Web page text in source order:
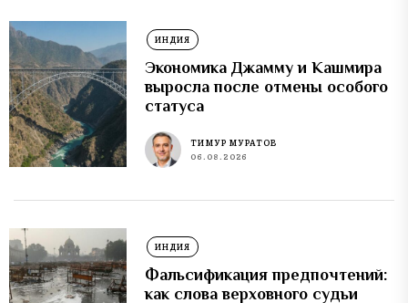
ИНДИЯ
Экономика Джамму и Кашмира
выросла после отмены особого
статуса
ТИМУР МУРАТОВ
06.08.2026
ИНДИЯ
Фальсификация предпочтений:
как слова верховного судьи